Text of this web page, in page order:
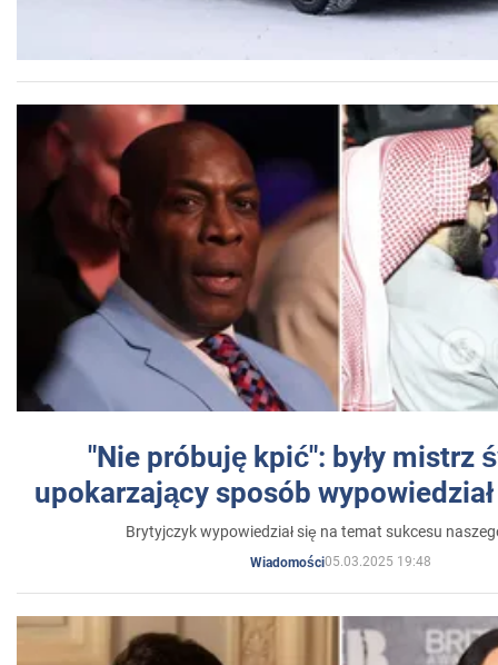
"Nie próbuję kpić": były mistrz
upokarzający sposób
Brytyjczyk wypowiedział się na temat sukcesu
Wiadomości05.03.2025 19:48